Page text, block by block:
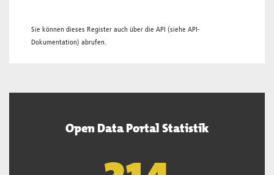
Sie können dieses Register auch über die API (siehe API-
Dokumentation) abrufen.
Open Data Portal Statistik